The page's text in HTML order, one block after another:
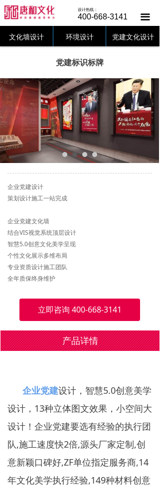
끀
唐和首页
文化墙设计
美陈设计
设计中心
客户案例
唐和动态
联系唐和
设计热线：
400-668-3141
文化墙设计 环境设计 党建文化设计
党建标识标牌
企业党建设计
策划设计施工一站完成
企业党建文化墙
结合VIS视觉系统顶层设计
智慧5.0创意文化美学呈现
个性文化展示多维布局
专业资质设计施工团队
全年质保终身维护
立即咨询 400-668-3141
企业党建设计，智慧5.0创意美学
设计，13种立体图文效果，小空间大
设计！企业党建要选有经验的执行团
队,施工速度快2倍,源头厂家定制,创
意新颖口碑好,ZF单位指定服务商,14
年文化美学执行经验,149种材料创意
产品详情